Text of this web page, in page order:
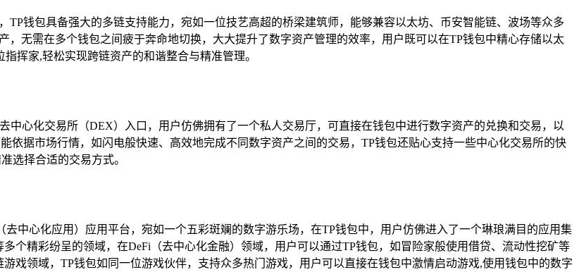
钱包具备强大的多链支持能力，宛如一位技艺高超的桥梁建筑师，能够兼容以太坊、币安智能链、波场等众多
无需在多个钱包之间疲于奔命地切换，大大提升了数字资产管理的效率，用户既可以在TP钱包中精心存储以太
挥家,轻松实现跨链资产的和谐整合与精准管理。
中心化交易所（DEX）入口，用户仿佛拥有了一个私人交易厅，可直接在钱包中进行数字资产的兑换和交易，以
依据市场行情，如闪电般快速、高效地完成不同数字资产之间的交易，TP钱包还贴心支持一些中心化交易所的快
选择合适的交易方式。
中心化应用）应用平台，宛如一个五彩斑斓的数字游乐场，在TP钱包中，用户仿佛进入了一个琳琅满目的应用集
个精彩纷呈的领域，在DeFi（去中心化金融）领域，用户可以通过TP钱包，如冒险家般使用借贷、流动性挖矿等
戏领域，TP钱包如同一位游戏伙伴，支持众多热门游戏，用户可以直接在钱包中激情启动游戏,使用钱包中的数字